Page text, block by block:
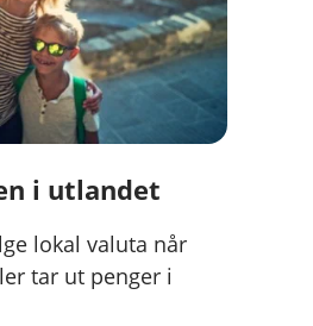
i utlandet
lokal valuta når
tar ut penger i